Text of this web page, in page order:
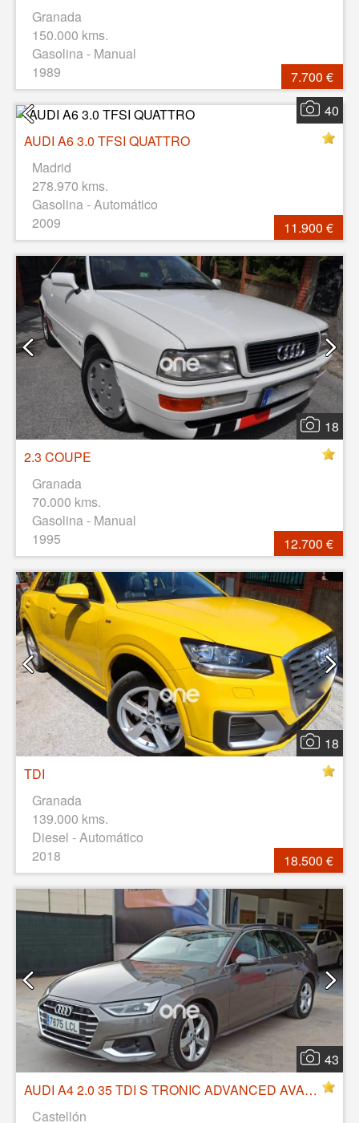
Granada
150.000 kms.
Gasolina - Manual
1989
7.700 €
40
AUDI A6 3.0 TFSI QUATTRO
Madrid
278.970 kms.
Gasolina - Automático
2009
11.900 €
18
2.3 COUPE
Granada
70.000 kms.
Gasolina - Manual
1995
12.700 €
18
TDI
Granada
139.000 kms.
Diesel - Automático
2018
18.500 €
43
AUDI A4 2.0 35 TDI S TRONIC ADVANCED AVANT hibrido IHEV, 163 CV, 14/11/2019,
Castellón